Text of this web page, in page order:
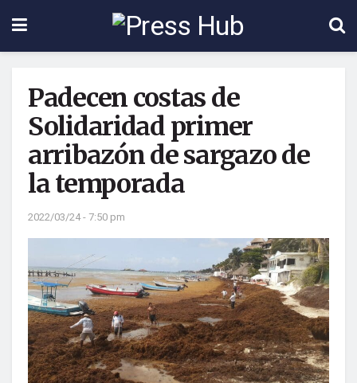
Padecen costas de
Solidaridad primer
arribazón de sargazo de
la temporada
2022/03/24 - 7:50 pm